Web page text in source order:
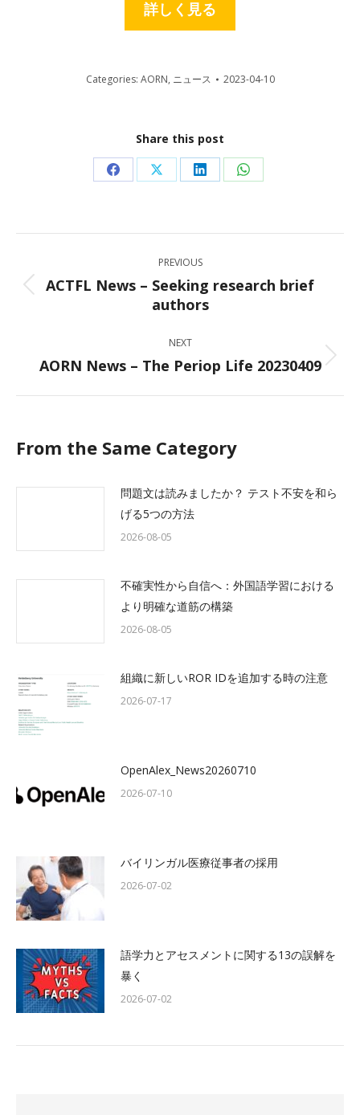
詳しく見る
Categories: AORN, ニュース 2023-04-10
Share this post
Share
Facebook
Share
X
Share
LinkedIn
Share
WhatsApp
navigation
PREVIOUS
Previous
post:
ACTFL News – Seeking research brief
authors
NEXT
Next
AORN News – The Periop Life 20230409
From the Same Category
問題文は読みましたか？ テスト不安を和ら
げる5つの方法
2026-08-05
不確実性から自信へ：外国語学習における
より明確な道筋の構築
2026-08-05
組織に新しいROR IDを追加する時の注意
2026-07-17
OpenAlex_News20260710
2026-07-10
バイリンガル医療従事者の採用
2026-07-02
語学力とアセスメントに関する13の誤解を
暴く
2026-07-02